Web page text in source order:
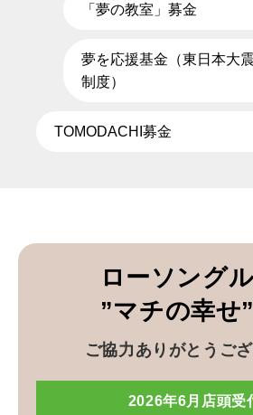
「夢の教室」募金
夢を応援基金（東日本大
制度）
TOMODACHI募金
ローソング
”マチの幸せ
ご協力ありがとうござ
2026年6月店頭受